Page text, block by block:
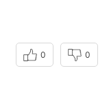
0 0